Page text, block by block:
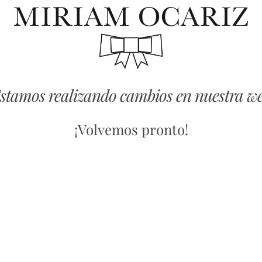
realizando cambios en nuestra
¡Volvemos pronto!